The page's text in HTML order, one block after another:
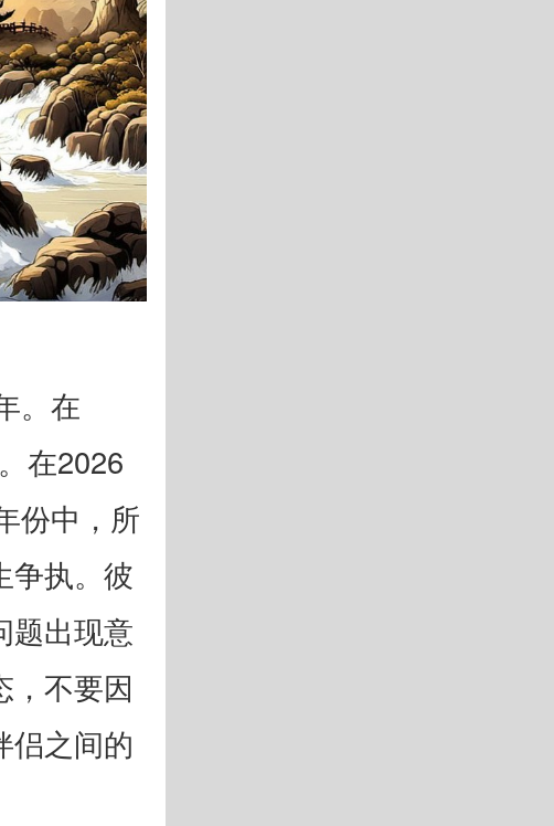
。在
在2026
份中，所
争执。彼
题出现意
，不要因
侣之间的